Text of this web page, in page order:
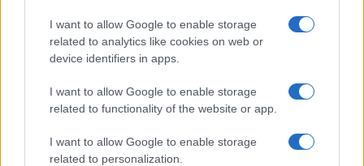
I want to allow Google to enable storage
related to analytics like cookies on web or
device identifiers in apps.
I want to allow Google to enable storage
related to functionality of the website or app.
I want to allow Google to enable storage
related to personalization.